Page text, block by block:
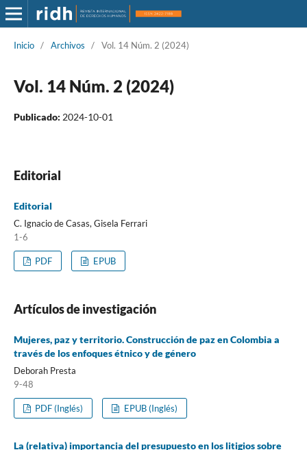
Inicio / Archivos / Vol. 14 Núm. 2 (2024)
Vol. 14 Núm. 2 (2024)
Publicado: 2024-10-01
Editorial
Editorial
C. Ignacio de Casas, Gisela Ferrari
1-6
PDF EPUB
Artículos de investigación
Mujeres, paz y territorio. Construcción de paz en Colombia a
través de los enfoques étnico y de género
Deborah Presta
9-48
PDF (Inglés) EPUB (Inglés)
La (relativa) importancia del presupuesto en los litigios sobre